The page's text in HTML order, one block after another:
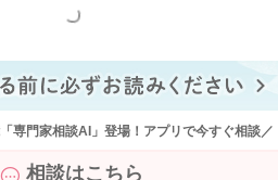
もっと見る
専門家相談AI」登場！アプリで今すぐ相談／
相談はこちら